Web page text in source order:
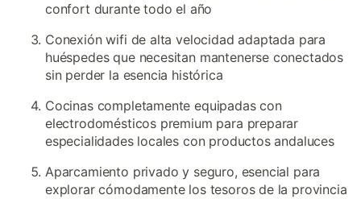
confort durante todo el año
Conexión wifi de alta velocidad adaptada para
huéspedes que necesitan mantenerse conectados
sin perder la esencia histórica
Cocinas completamente equipadas con
electrodomésticos premium para preparar
especialidades locales con productos andaluces
Aparcamiento privado y seguro, esencial para
explorar cómodamente los tesoros de la provincia